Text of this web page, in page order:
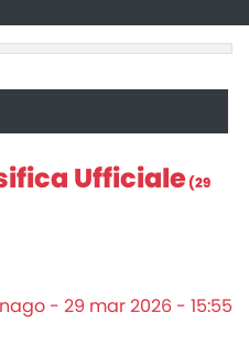
Ufficiale (29
- 29 mar 2026 - 15:55